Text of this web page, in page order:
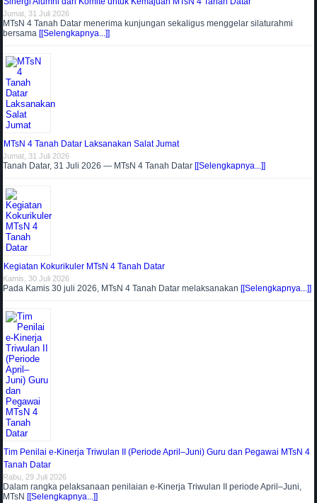
Jumat, 31 Juli 2026
MTsN 4 Tanah Datar menerima kunjungan sekaligus menggelar silaturahmi
bersama [[Selengkapnya...]]
MTsN 4 Tanah Datar Laksanakan Salat Jumat
Jumat, 31 Juli 2026
Tanah Datar, 31 Juli 2026 — MTsN 4 Tanah Datar [[Selengkapnya...]]
Kegiatan Kokurikuler MTsN 4 Tanah Datar
Kamis, 30 Juli 2026
Pada Kamis 30 juli 2026, MTsN 4 Tanah Datar melaksanakan [[Selengkapnya...]]
Tim Penilai e-Kinerja Triwulan II (Periode April–Juni) Guru dan Pegawai MTsN 4
Tanah Datar
Rabu, 29 Juli 2026
Dalam rangka pelaksanaan penilaian e-Kinerja Triwulan II periode April–Juni,
MTsN [[Selengkapnya...]]